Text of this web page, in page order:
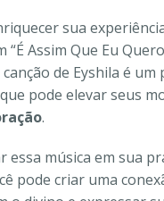
sua
“É Assim Que Eu
canção de Eyshila é
que pode elevar seus
.
essa música em sua
pode criar uma